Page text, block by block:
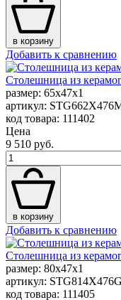
в корзину
Добавить к сравнению
Столешница из
размер: 65x47x1
артикул:
код товара: 111402
Цена
9 510 руб.
в корзину
Добавить к сравнению
Столешница из
размер: 80x47x1
артикул:
код товара: 111405